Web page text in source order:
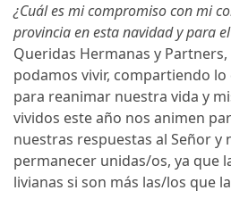
¿Cuál es mi compromiso con mi
provincia en esta navidad y para
Queridas Hermanas y
podamos vivir, compartiendo
para reanimar nuestra vida y
vividos este año nos animen
nuestras respuestas al Señor y
permanecer unidas/os, ya que
livianas si son más las/los que